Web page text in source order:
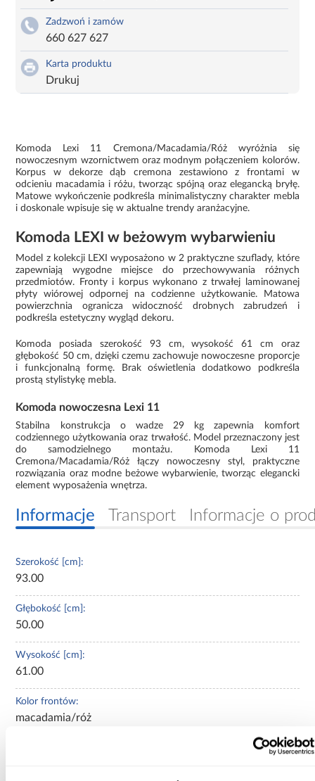
Zadzwoń i zamów
660 627 627
Karta produktu
Drukuj
Komoda Lexi 11 Cremona/Macadamia/Róż wyróżnia się
nowoczesnym wzornictwem oraz modnym połączeniem kolorów.
Korpus w dekorze dąb cremona zestawiono z frontami w
odcieniu macadamia i różu, tworząc spójną oraz elegancką bryłę.
Matowe wykończenie podkreśla minimalistyczny charakter mebla
i doskonale wpisuje się w aktualne trendy aranżacyjne.
Komoda LEXI w beżowym wybarwieniu
Model z kolekcji LEXI wyposażono w 2 praktyczne szuflady, które
zapewniają wygodne miejsce do przechowywania różnych
przedmiotów. Fronty i korpus wykonano z trwałej laminowanej
płyty wiórowej odpornej na codzienne użytkowanie. Matowa
powierzchnia ogranicza widoczność drobnych zabrudzeń i
podkreśla estetyczny wygląd dekoru.
Komoda posiada szerokość 93 cm, wysokość 61 cm oraz
głębokość 50 cm, dzięki czemu zachowuje nowoczesne proporcje
i funkcjonalną formę. Brak oświetlenia dodatkowo podkreśla
prostą stylistykę mebla.
Komoda nowoczesna Lexi 11
Stabilna konstrukcja o wadze 29 kg zapewnia komfort
codziennego użytkowania oraz trwałość. Model przeznaczony jest
do samodzielnego montażu. Komoda Lexi 11
Cremona/Macadamia/Róż łączy nowoczesny styl, praktyczne
rozwiązania oraz modne beżowe wybarwienie, tworząc elegancki
element wyposażenia wnętrza.
Informacje Transport Informacje o
Szerokość [cm]:
93.00
Głębokość [cm]:
50.00
Wysokość [cm]:
61.00
Kolor frontów:
macadamia/róż